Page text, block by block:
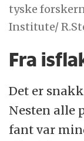
tyske
Institute/
Fra
Det er
Nesten alle
fant var